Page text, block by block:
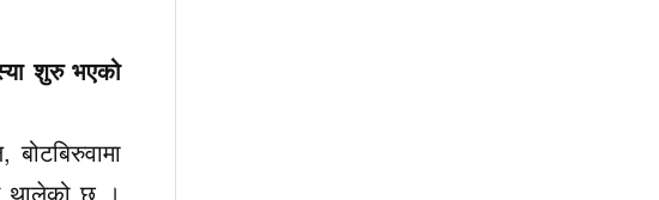
शुरु भएको
थालेको छ ।